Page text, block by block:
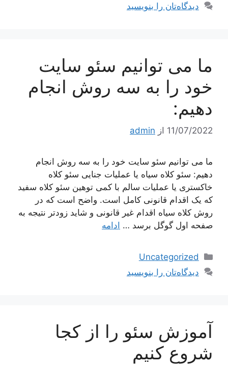
دیدگاه‌تان را بنویسید
ما می توانیم سئو سایت
خود را به سه روش انجام
دهیم:
11/07/2022 از admin
ما می توانیم سئو سایت خود را به سه روش انجام
دهیم: سئو کلاه سیاه یا عملیات جنایی سئو کلاه
خاکستری یا عملیات سالم با کمی توهین سئو کلاه سفید
که یک اقدام قانونی کامل است. واضح است که در
روش کلاه سیاه اقدام غیر قانونی و شاید زودتر نتیجه به
صفحه اول گوگل برسد … ادامه
دسته‌ها
Uncategorized
دیدگاه‌تان را بنویسید
آموزش سئو را از کجا
شروع کنیم